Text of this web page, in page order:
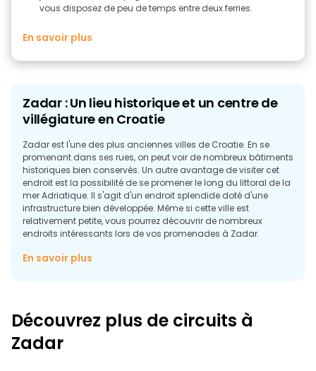
vous disposez de peu de temps entre deux ferries.
En savoir plus
Zadar : Un lieu historique et un centre de
villégiature en Croatie
Zadar est l'une des plus anciennes villes de Croatie. En se
promenant dans ses rues, on peut voir de nombreux bâtiments
historiques bien conservés. Un autre avantage de visiter cet
endroit est la possibilité de se promener le long du littoral de la
mer Adriatique. Il s'agit d'un endroit splendide doté d'une
infrastructure bien développée. Même si cette ville est
relativement petite, vous pourrez découvrir de nombreux
endroits intéressants lors de vos promenades à Zadar.
Lieux à voir à Zadar
Les remparts de Zadar
Ces impressionnants remparts datent de l'époque vénitienne.
Vous pouvez non seulement apprécier une partie de l'histoire
locale en vous promenant le long de ce site. Vous pourrez
En savoir plus
Découvrez plus de circuits à
Zadar